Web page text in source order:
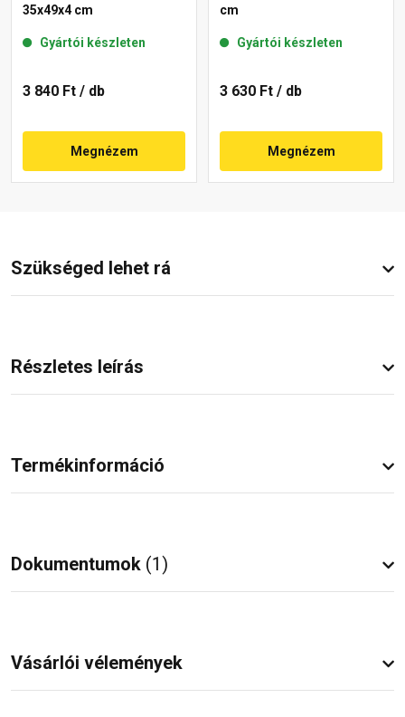
35x49x4 cm
Gyártói készleten
3 840 Ft / db
Megnézem
cm
Gyártói készleten
3 630 Ft / db
Megnézem
Szükséged lehet rá
Részletes leírás
Termékinformáció
Dokumentumok (1)
Vásárlói vélemények